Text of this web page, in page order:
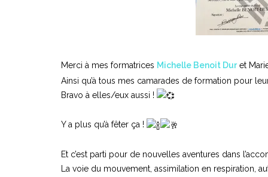
Merci à mes formatrices Michelle Benoit Duret
Ainsi qu’à tous mes camarades de formation pour
Bravo à elles/eux aussi !
Y a plus qu’à fêter ça !
Et c’est parti pour de nouvelles aventures dans
La voie du mouvement, assimilation en respiration,